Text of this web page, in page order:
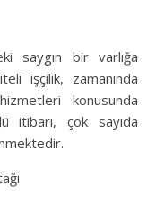
saygın bir varlığa
işçilik, zamanında
konusunda
itibarı, çok sayıda